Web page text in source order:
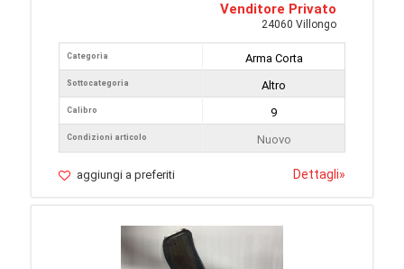
Venditore Privato
24060 Villongo
Categoria
Sottocategoria
Calibro
Condizioni articolo
Arma Corta
Altro
9
Nuovo
aggiungi a preferiti Dettagli»